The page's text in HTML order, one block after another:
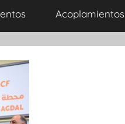
Acoplamientos